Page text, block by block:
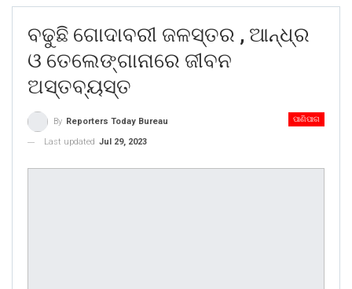
ବଢୁଛି ଗୋଦାବରୀ ଜଳସ୍ତର , ଆନ୍ଧ୍ର
ଓ ତେଲେଙ୍ଗାନାରେ ଜୀବନ
ଅସ୍ତବ୍ୟସ୍ତ
ପାଣିପାଗ
By Reporters Today Bureau
Last updated Jul 29, 2023